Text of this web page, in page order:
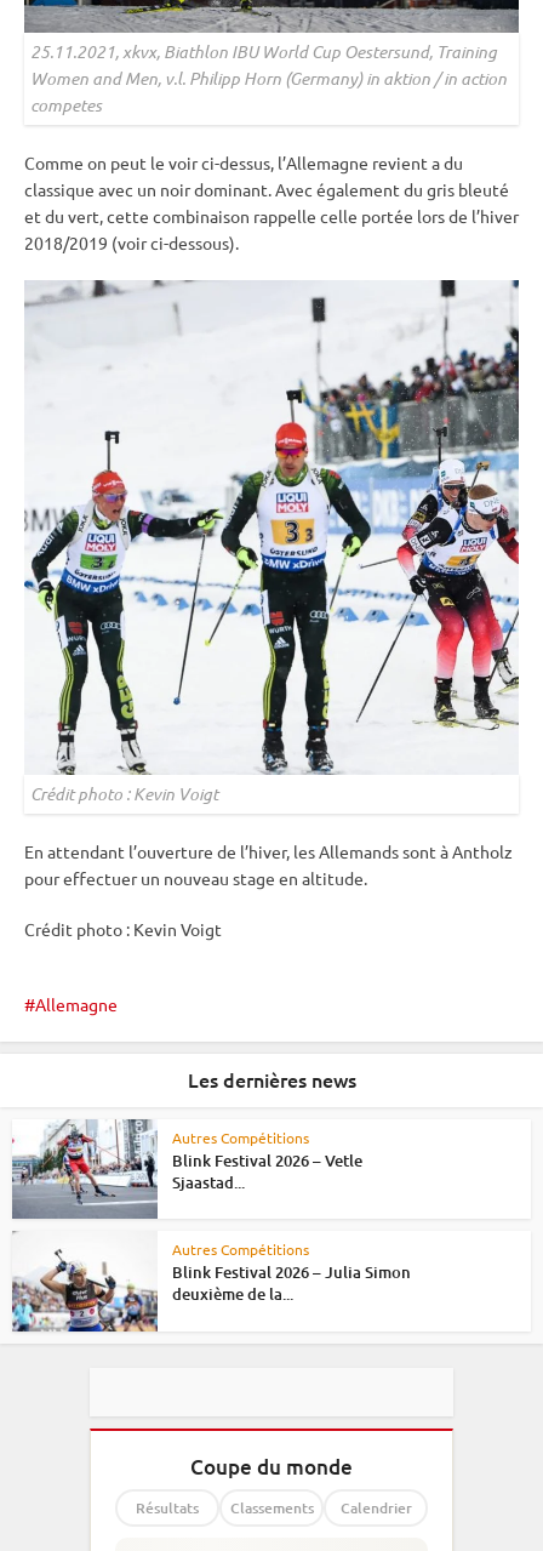
25.11.2021, xkvx, Biathlon IBUWorld Cup Oestersund, Training
Women and Men, v.l. Philipp Horn (Germany) in aktion / in action
competes
Comme on peut le voir ci-dessus, l’Allemagne revient a du
classique avec un noir dominant. Avec également du gris bleuté
et du vert, cette combinaison rappelle celle portée lors de l’hiver
2018/2019 (voir ci-dessous).
Crédit photo : Kevin Voigt
En attendant l’ouverture de l’hiver, les Allemands sont à Antholz
pour effectuer un nouveau stage en altitude.
Crédit photo : Kevin Voigt
Allemagne
Les dernières news
Autres Compétitions
Blink Festival 2026 – Vetle
Sjaastad...
Autres Compétitions
Blink Festival 2026 – Julia Simon
deuxième de la...
Coupe du monde
Résultats Classements Calendrier